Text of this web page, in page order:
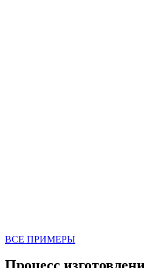
ВСЕ ПРИМЕРЫ
Процесс